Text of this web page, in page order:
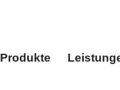
Produkte